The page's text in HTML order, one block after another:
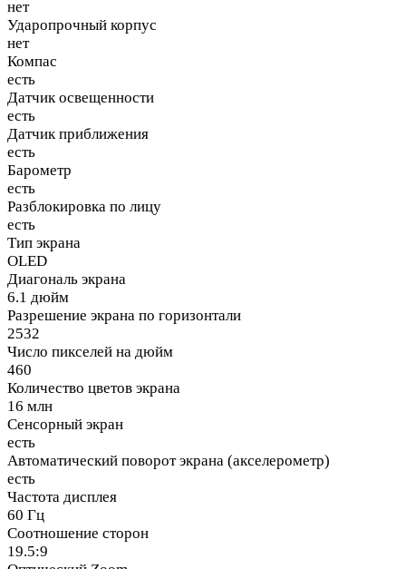
нет
Ударопрочный корпус
нет
Компас
есть
Датчик освещенности
есть
Датчик приближения
есть
Барометр
есть
Разблокировка по лицу
есть
Тип экрана
OLED
Диагональ экрана
6.1 дюйм
Разрешение экрана по горизонтали
2532
Число пикселей на дюйм
460
Количество цветов экрана
16 млн
Сенсорный экран
есть
Автоматический поворот экрана (акселерометр)
есть
Частота дисплея
60 Гц
Соотношение сторон
19.5:9